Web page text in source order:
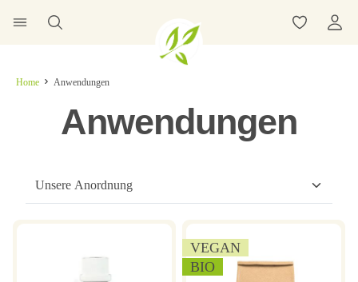
Home Anwendungen
Anwendungen
VEGAN
BIO